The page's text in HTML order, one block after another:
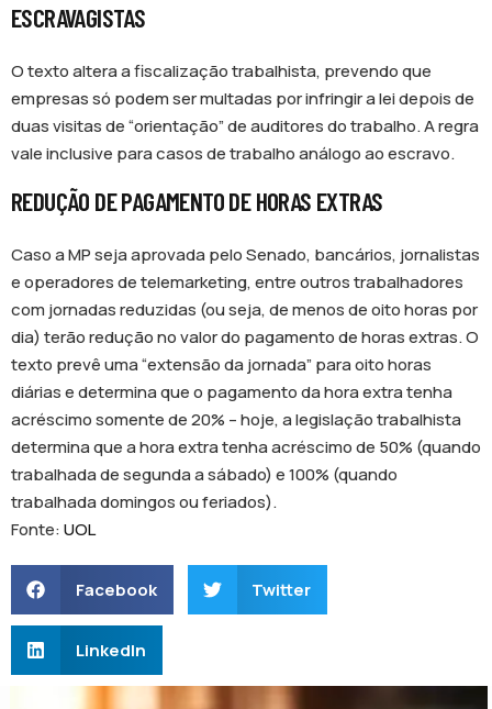
ESCRAVAGISTAS
O texto altera a fiscalização trabalhista, prevendo que
empresas só podem ser multadas por infringir a lei depois de
duas visitas de “orientação” de auditores do trabalho. A regra
vale inclusive para casos de trabalho análogo ao escravo.
REDUÇÃO DE PAGAMENTO DE HORAS EXTRAS
Caso a MP seja aprovada pelo Senado, bancários, jornalistas
e operadores de telemarketing, entre outros trabalhadores
com jornadas reduzidas (ou seja, de menos de oito horas por
dia) terão redução no valor do pagamento de horas extras. O
texto prevê uma “extensão da jornada” para oito horas
diárias e determina que o pagamento da hora extra tenha
acréscimo somente de 20% – hoje, a legislação trabalhista
determina que a hora extra tenha acréscimo de 50% (quando
trabalhada de segunda a sábado) e 100% (quando
trabalhada domingos ou feriados).
Fonte:UOL
Facebook Twitter
LinkedIn